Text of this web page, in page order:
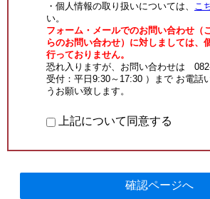
・個人情報の取り扱いについては、 こ
い。
フォーム・メールでのお問い合わせ（
らのお問い合わせ）に対しましては、
行っておりません。
恐れ入りますが、お問い合わせは
受付：平日9:30～17:30 ）まで お電話
うお願い致します。
上記について同意する
確認ページへ